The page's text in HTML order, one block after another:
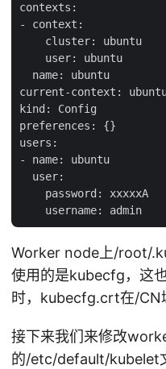
contexts:
- context:
    cluster: ubuntu
    user: ubuntu
  name: ubuntu
current-context:
kind: Config
preferences: {}
users:
- name: ubuntu
  user:
    password: xxxxxA
Worker node上/root/
使用的是kubecfg，这
时，kubecfg.crt在/CN
接下来我们来修改
的/etc/default/kubelet